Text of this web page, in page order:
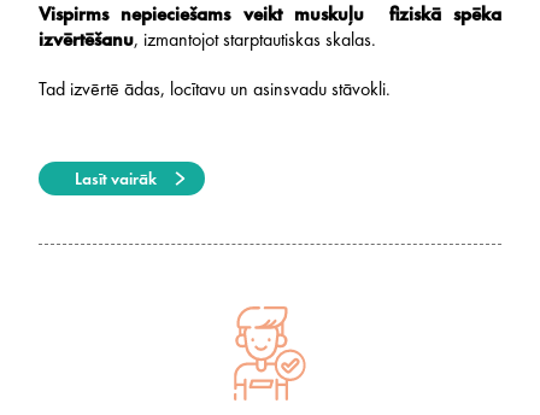
Vispirms nepieciešams veikt muskuļu fiziskā spēka
izvērtēšanu, izmantojot starptautiskas skalas.
Tad izvērtē ādas, locītavu un asinsvadu stāvokli.
Lasīt vairāk